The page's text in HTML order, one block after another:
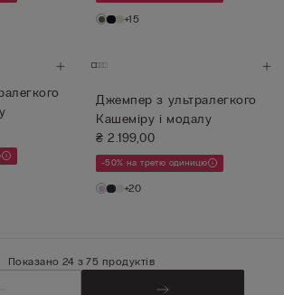
+15
Джемпер з ультралегкого
Кашеміру і модалу
₴ 2.199,00
-50% на третю одиницю
+20
Показано 24 з 75 продуктів